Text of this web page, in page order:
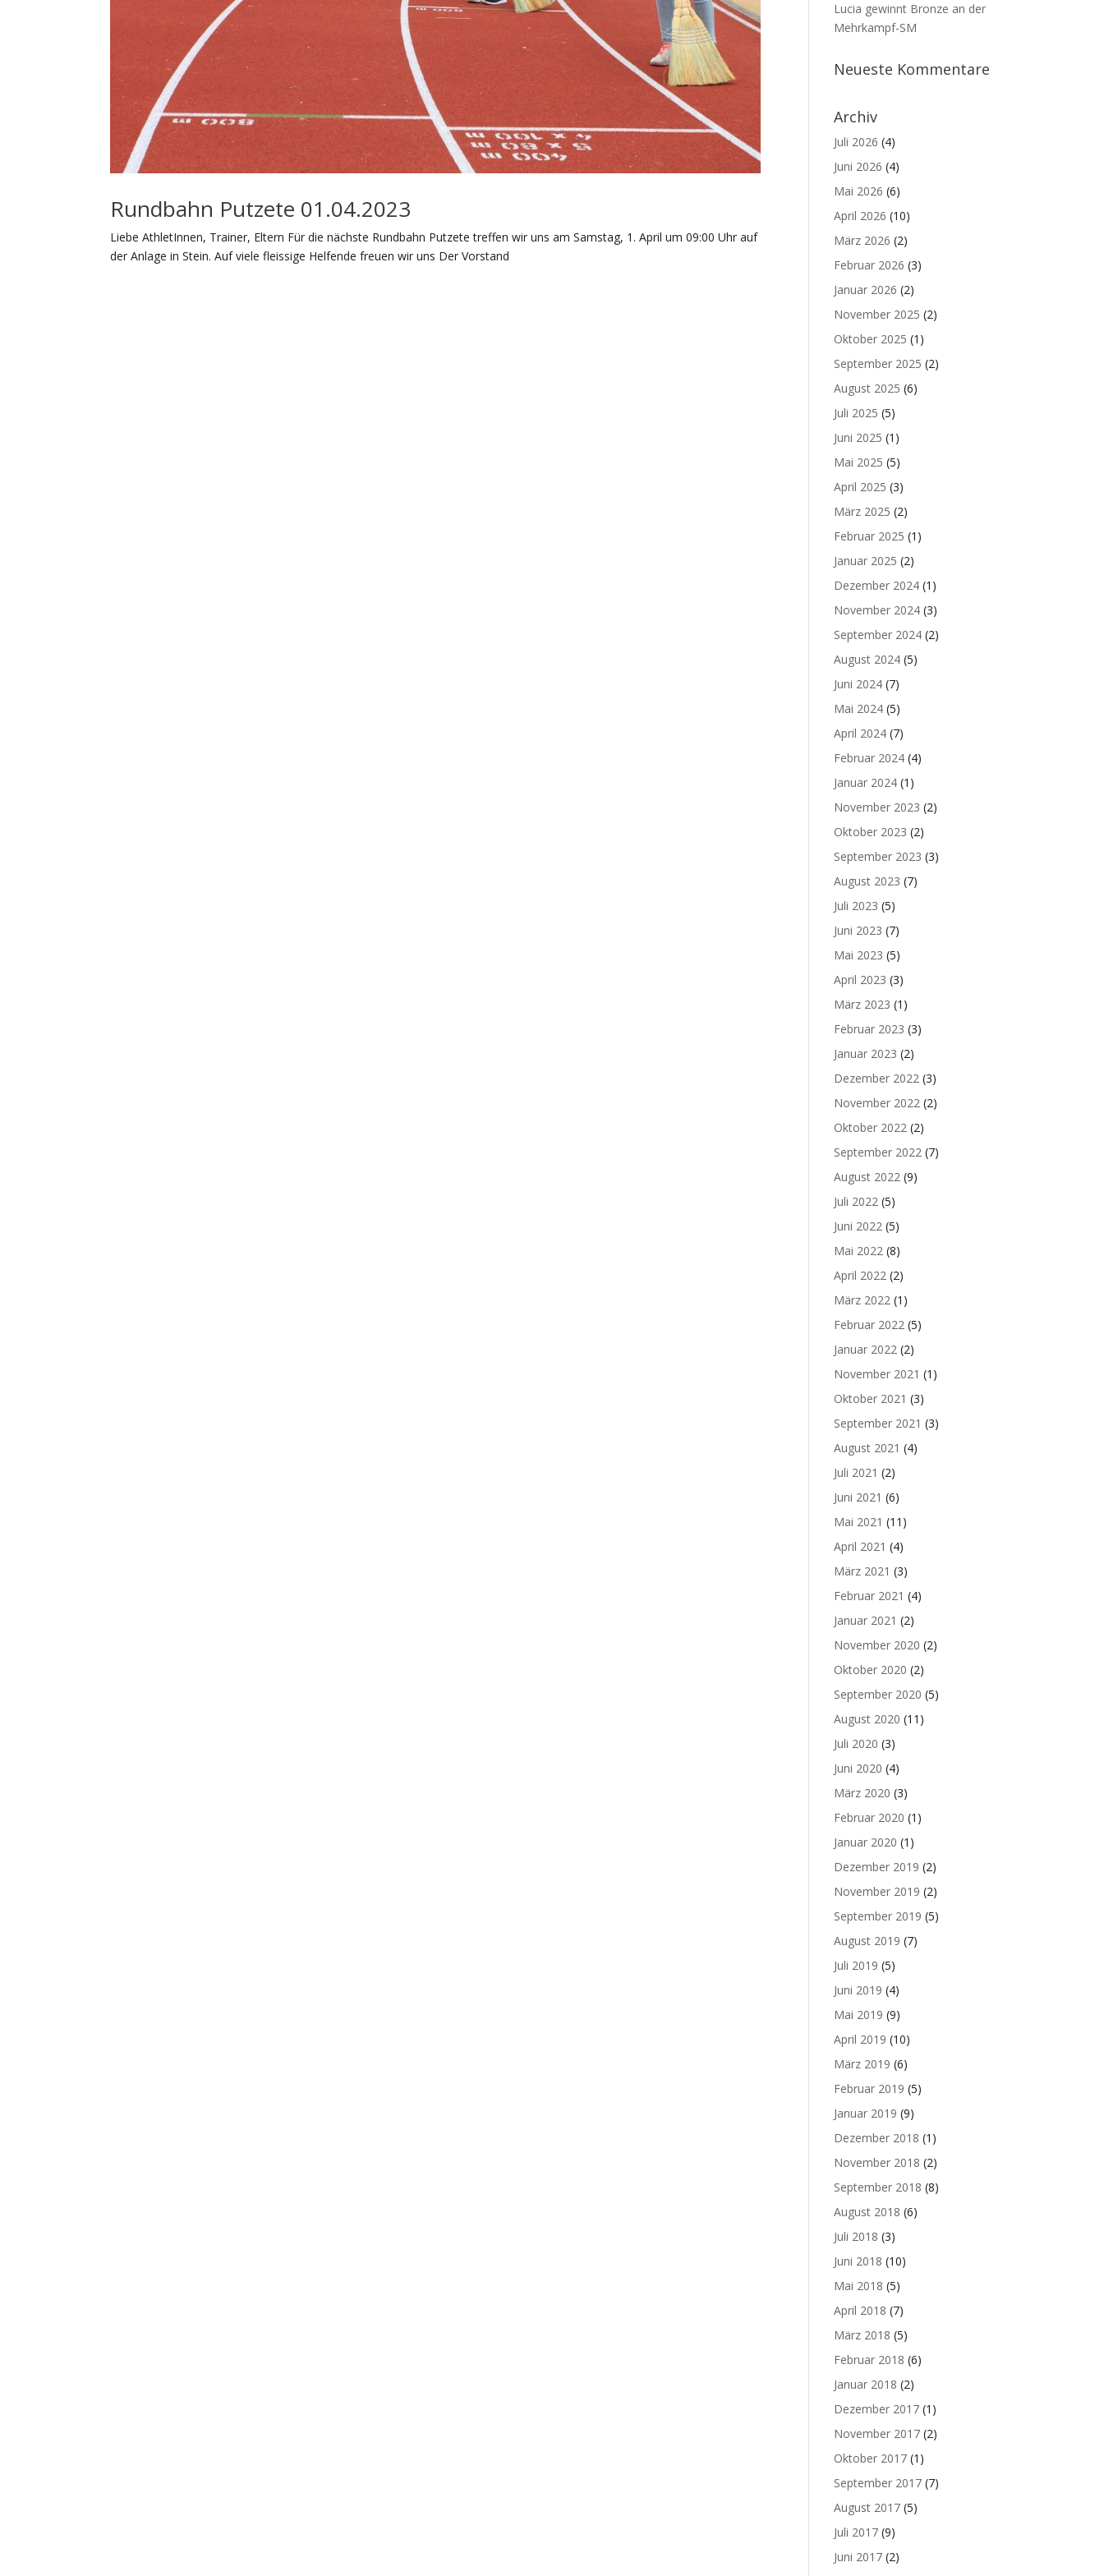
Rundbahn Putzete 01.04.2023
Liebe AthletInnen, Trainer, Eltern Für die nächste Rundbahn Putzete treffen wir uns am Samstag, 1. April um 09:00 Uhr auf
der Anlage in Stein. Auf viele fleissige Helfende freuen wir uns Der Vorstand
Lucia gewinnt Bronze an der
Mehrkampf-SM
Neueste Kommentare
Archiv
Juli 2026 (4)
Juni 2026 (4)
Mai 2026 (6)
April 2026 (10)
März 2026 (2)
Februar 2026 (3)
Januar 2026 (2)
November 2025 (2)
Oktober 2025 (1)
September 2025 (2)
August 2025 (6)
Juli 2025 (5)
Juni 2025 (1)
Mai 2025 (5)
April 2025 (3)
März 2025 (2)
Februar 2025 (1)
Januar 2025 (2)
Dezember 2024 (1)
November 2024 (3)
September 2024 (2)
August 2024 (5)
Juni 2024 (7)
Mai 2024 (5)
April 2024 (7)
Februar 2024 (4)
Januar 2024 (1)
November 2023 (2)
Oktober 2023 (2)
September 2023 (3)
August 2023 (7)
Juli 2023 (5)
Juni 2023 (7)
Mai 2023 (5)
April 2023 (3)
März 2023 (1)
Februar 2023 (3)
Januar 2023 (2)
Dezember 2022 (3)
November 2022 (2)
Oktober 2022 (2)
September 2022 (7)
August 2022 (9)
Juli 2022 (5)
Juni 2022 (5)
Mai 2022 (8)
April 2022 (2)
März 2022 (1)
Februar 2022 (5)
Januar 2022 (2)
November 2021 (1)
Oktober 2021 (3)
September 2021 (3)
August 2021 (4)
Juli 2021 (2)
Juni 2021 (6)
Mai 2021 (11)
April 2021 (4)
März 2021 (3)
Februar 2021 (4)
Januar 2021 (2)
November 2020 (2)
Oktober 2020 (2)
September 2020 (5)
August 2020 (11)
Juli 2020 (3)
Juni 2020 (4)
März 2020 (3)
Februar 2020 (1)
Januar 2020 (1)
Dezember 2019 (2)
November 2019 (2)
September 2019 (5)
August 2019 (7)
Juli 2019 (5)
Juni 2019 (4)
Mai 2019 (9)
April 2019 (10)
März 2019 (6)
Februar 2019 (5)
Januar 2019 (9)
Dezember 2018 (1)
November 2018 (2)
September 2018 (8)
August 2018 (6)
Juli 2018 (3)
Juni 2018 (10)
Mai 2018 (5)
April 2018 (7)
März 2018 (5)
Februar 2018 (6)
Januar 2018 (2)
Dezember 2017 (1)
November 2017 (2)
Oktober 2017 (1)
September 2017 (7)
August 2017 (5)
Juli 2017 (9)
Juni 2017 (2)